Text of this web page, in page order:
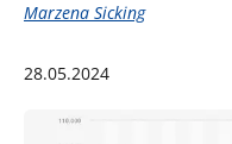
Marzena Sicking
28.05.2024